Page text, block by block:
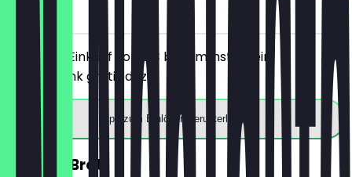
vor Ort
Ab einem Einkauf von 5€ bekommst du ein
Heißgetränk gratis dazu.
App zum Einlösen herunterladen
30% auf Brot